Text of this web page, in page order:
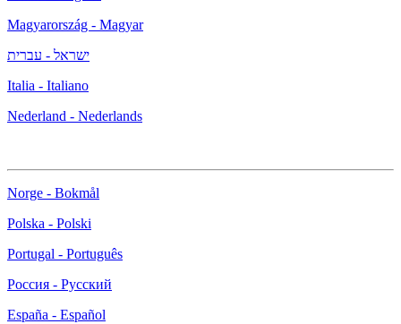
Magyarország - Magyar
ישראל - עברית
Italia - Italiano
Nederland - Nederlands
Norge - Bokmål
Polska - Polski
Portugal - Português
Россия - Русский
España - Español